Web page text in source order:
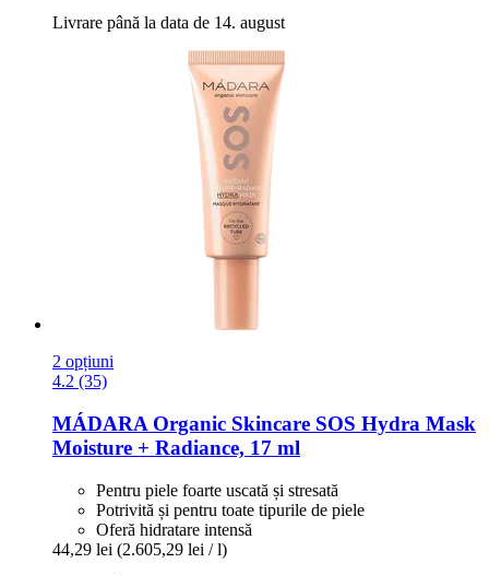
Livrare până la data de 14. august
2 opțiuni
4.2 (35)
MÁDARA Organic Skincare SOS Hydra Mask
Moisture + Radiance, 17 ml
Pentru piele foarte uscată și stresată
Potrivită și pentru toate tipurile de piele
Oferă hidratare intensă
44,29 lei (2.605,29 lei / l)